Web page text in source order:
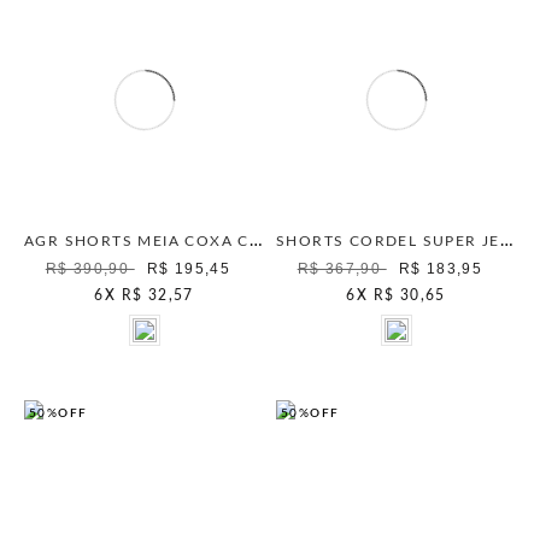
AGR SHORTS MEIA COXA CINTURA MARINHO
R$ 390,90
R$ 195,45
6 X R$ 32,57
SHORTS CORDEL SUPER JEANS OFF WHITE
R$ 367,90
R$ 183,95
6 X R$ 30,65
50%OFF 50%OFF